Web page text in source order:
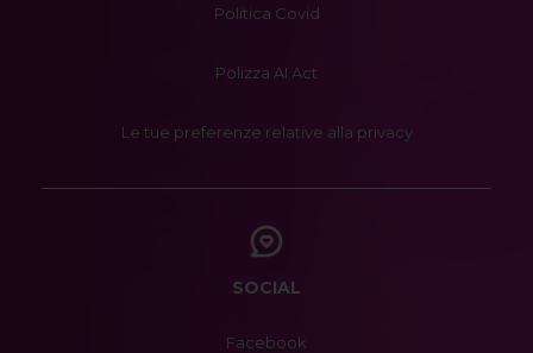
Politica Covid
Polizza AI Act
Le tue preferenze relative alla privacy
SOCIAL
Facebook